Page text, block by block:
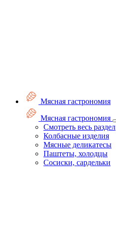
Мясная гастрономия
Мясная гастрономия
Смотреть весь раздел
Колбасные изделия
Мясные деликатесы
Паштеты, холодцы
Сосиски, сардельки